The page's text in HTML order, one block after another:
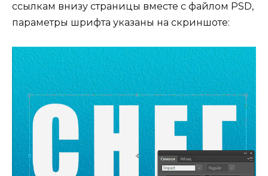
ссылкам внизу страницы вместе с файлом PSD,
параметры шрифта указаны на скриншоте: